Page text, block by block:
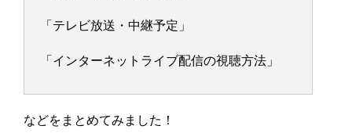
「テレビ放送・中継予定」
「インターネットライブ配信の視聴方法」
などをまとめてみました！